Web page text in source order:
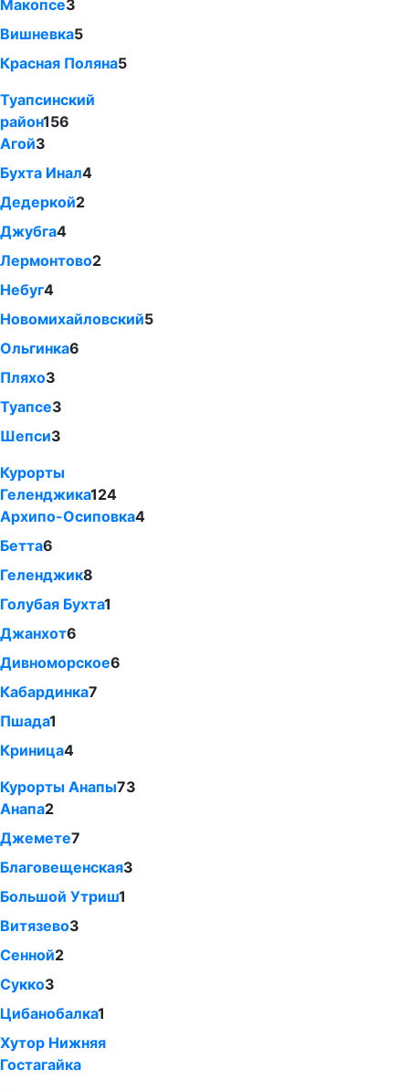
Макопсе3
Вишневка5
Красная Поляна5
Туапсинский
район156
Агой3
Бухта Инал4
Дедеркой2
Джубга4
Лермонтово2
Небуг4
Новомихайловский5
Ольгинка6
Пляхо3
Туапсе3
Шепси3
Курорты
Геленджика124
Архипо-Осиповка4
Бетта6
Геленджик8
Голубая Бухта1
Джанхот6
Дивноморское6
Кабардинка7
Пшада1
Криница4
Курорты Анапы73
Анапа2
Джемете7
Благовещенская3
Большой Утриш1
Витязево3
Сенной2
Сукко3
Цибанобалка1
Хутор Нижняя
Гостагайка